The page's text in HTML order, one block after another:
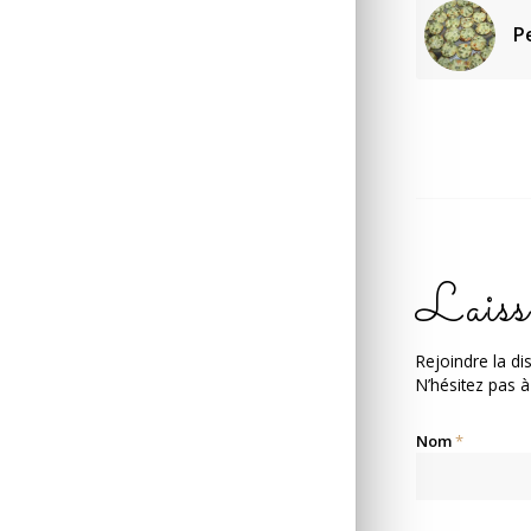
Rejoindre la
N’hésitez pas
Nom*